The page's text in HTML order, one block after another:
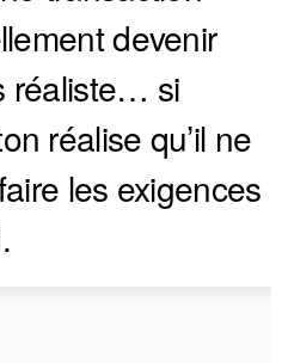
devenir
réaliste… si
réalise qu’il ne
les exigences